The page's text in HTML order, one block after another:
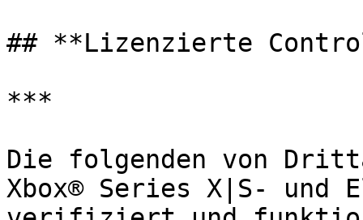
## **Lizenzierte
***
Die folgenden von
Xbox® Series X|S- und